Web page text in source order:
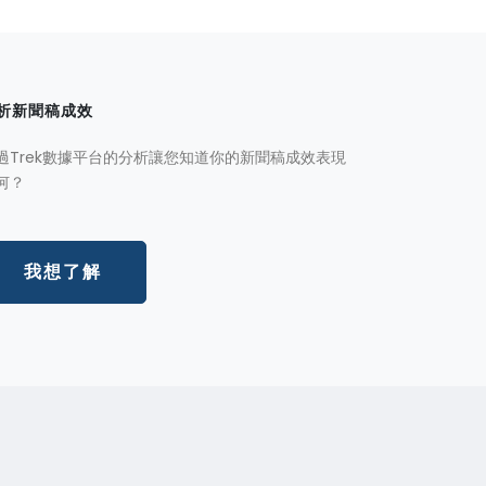
新聞稿成效
Trek數據平台的分析讓您知道你的新聞稿成效表現
？
我想了解